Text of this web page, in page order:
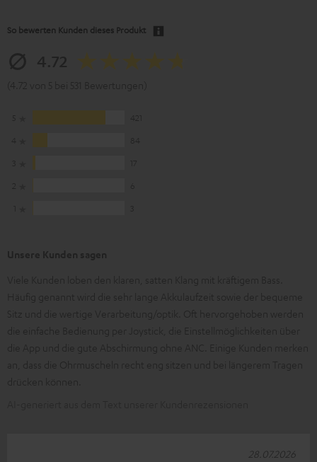
So bewerten Kunden dieses Produkt
28.07.2026